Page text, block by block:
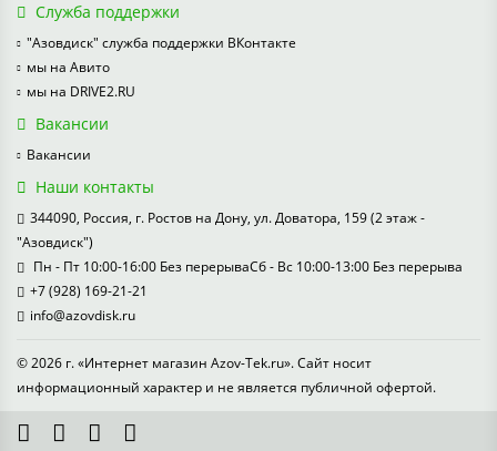
Служба поддержки
"Азовдиск" служба поддержки ВКонтакте
мы на Авито
мы на DRIVE2.RU
Вакансии
Вакансии
Наши контакты
344090, Россия, г. Ростов на Дону, ул. Доватора, 159 (2 этаж -
"Азовдиск")
Пн - Пт 10:00-16:00 Без перерываСб - Вс 10:00-13:00 Без перерыва
+7 (928) 169-21-21
info@azovdisk.ru
© 2026 г. «Интернет магазин Azov-Tek.ru». Сайт носит
информационный характер и не является публичной офертой.